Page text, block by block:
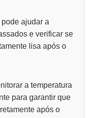
ajudar a
e verificar se
lisa após o
a temperatura
para garantir que
após o